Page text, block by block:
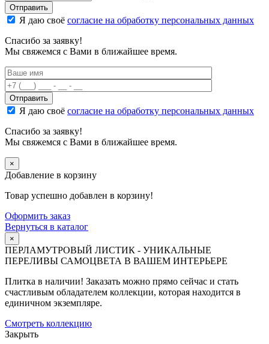
Я даю своё согласие на обработку персональных данных
Спасибо за заявку!
Мы свяжемся с Вами в ближайшее время.
Я даю своё согласие на обработку персональных данных
Спасибо за заявку!
Мы свяжемся с Вами в ближайшее время.
×
Добавление в корзину
Товар успешно добавлен в корзину!
Оформить заказ
Вернуться в каталог
×
ПЕРЛАМУТРОВЫЙ ЛИСТИК - УНИКАЛЬНЫЕ
ПЕРЕЛИВЫ САМОЦВЕТА В ВАШЕМ ИНТЕРЬЕРЕ
Плитка в наличии! Заказать можно прямо сейчас и стать
счастливым обладателем коллекции, которая находится в
единичном экземпляре.
Смотреть коллекцию
Закрыть